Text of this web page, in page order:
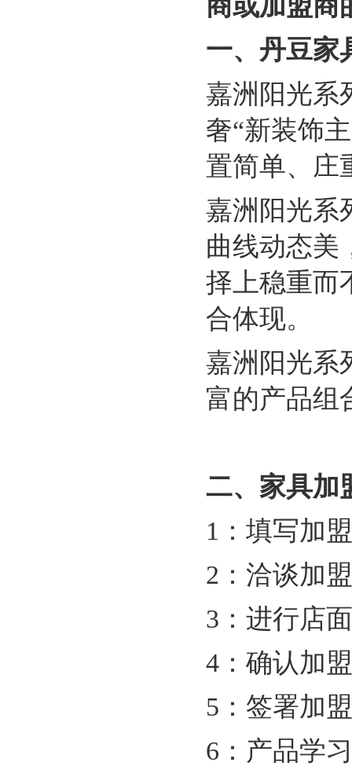
商或加盟商
一、 丹豆家
嘉洲阳光系
奢“新装饰
置简单、庄
嘉洲阳光系
曲线动态美
择上稳重而
合体现。
嘉洲阳光系
富的产品组
二、家具加
1 ：填写加
2 ：洽谈加
3 ：进行店
4 ：确认加盟
5 ：签署加
6 ：产品学